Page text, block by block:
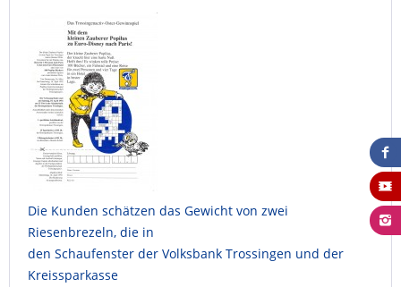
Die Kunden schätzen das Gewicht von zwei
Riesenbrezeln, die in
den Schaufenster der Volksbank Trossingen und der
Kreissparkasse